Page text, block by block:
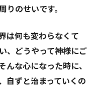
のせいです。
は何も変わらなくて
、どうやって神様にご
な心になった時に、
自ずと治まっていくの